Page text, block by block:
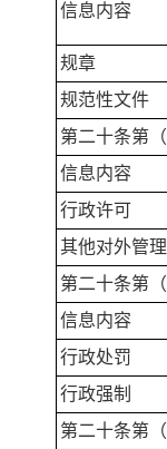
信息内容
规章
规范性文件
第二十条第
信息内容
行政许可
其他对外管
第二十条第
信息内容
行政处罚
行政强制
第二十条第